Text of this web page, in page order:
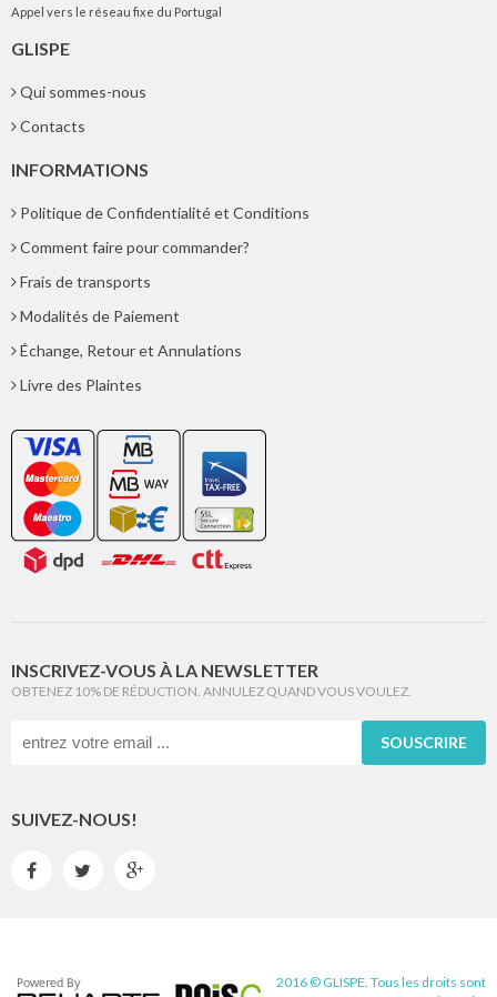
Appel vers le réseau fixe du Portugal
GLISPE
Qui sommes-nous
Contacts
INFORMATIONS
Politique de Confidentialité et Conditions
Comment faire pour commander?
Frais de transports
Modalités de Paiement
Échange, Retour et Annulations
Livre des Plaintes
INSCRIVEZ-VOUS À LA NEWSLETTER
OBTENEZ 10% DE RÉDUCTION. ANNULEZ QUAND VOUS VOULEZ.
SOUSCRIRE
SUIVEZ-NOUS!
  
2016 © GLISPE. Tous les droits sont